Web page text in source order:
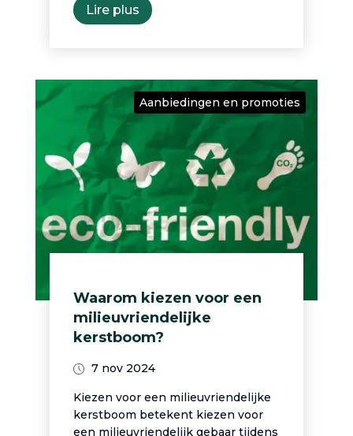
Lire plus
Aanbiedingen en promoties
Waarom kiezen voor een
milieuvriendelijke
kerstboom?
7 nov 2024
Kiezen voor een milieuvriendelijke
kerstboom betekent kiezen voor
een milieuvriendelijk gebaar tijdens